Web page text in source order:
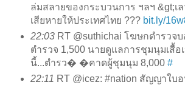
ล่มสลายของกระบวนการ ฯลฯ &gt;เ
เสียหายให้ประเทศไทย ??? bit.ly/
22:03RT @suthichai โฆษกตำรวจบ
ตำรวจ 1,500 นายดูแลการชุมนุมเสื้อ
นี้...ตำรว� �คาดผู้ชุมนุม 8,000 #
22:11 RT @icez: #nation สัญญาใบ